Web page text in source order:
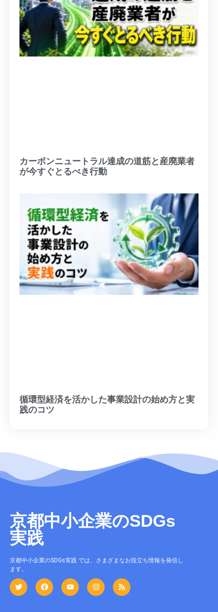
カーボンニュートラル達成の道筋と産廃業者
が今すぐとるべき行動
循環型経済を活かした事業設計の始め方と実
践のコツ
京都中小企業のSDGs
実践
京都中小企業のSDGs実践 では、さまざまなお役立ち情報を発信し
ます。